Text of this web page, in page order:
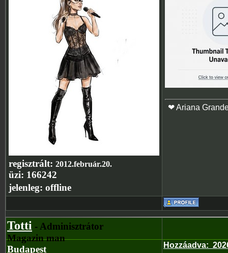
regisztrált: 2012.február.20.
üzi: 166242
jelenleg: offline
❤ Ariana
Totti- Adminisztrátor
Magazin man
Budapest
Hozzáadva: